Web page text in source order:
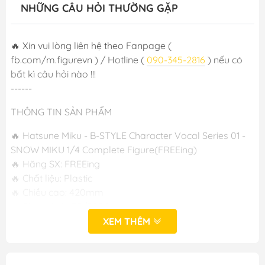
NHỮNG CÂU HỎI THƯỜNG GẶP
🔥 Xin vui lòng liên hệ theo Fanpage (
fb.com/m.figurevn ) / Hotline ( 090-345-2816 ) nếu có
bất kì câu hỏi nào !!!
------
THÔNG TIN SẢN PHẨM
🔥 Hatsune Miku - B-STYLE Character Vocal Series 01 -
SNOW MIKU 1/4 Complete Figure(FREEing)
🔥 Hãng SX: FREEing
🔥 Chất liệu: Plastic
🔥 Phát hành: T9/2024
XEM THÊM